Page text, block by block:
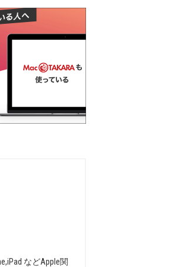
などApple関